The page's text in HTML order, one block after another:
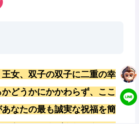
女、双子の双子に二重の幸
どうかにかかわらず、ここ
なたの最も誠実な祝福を簡